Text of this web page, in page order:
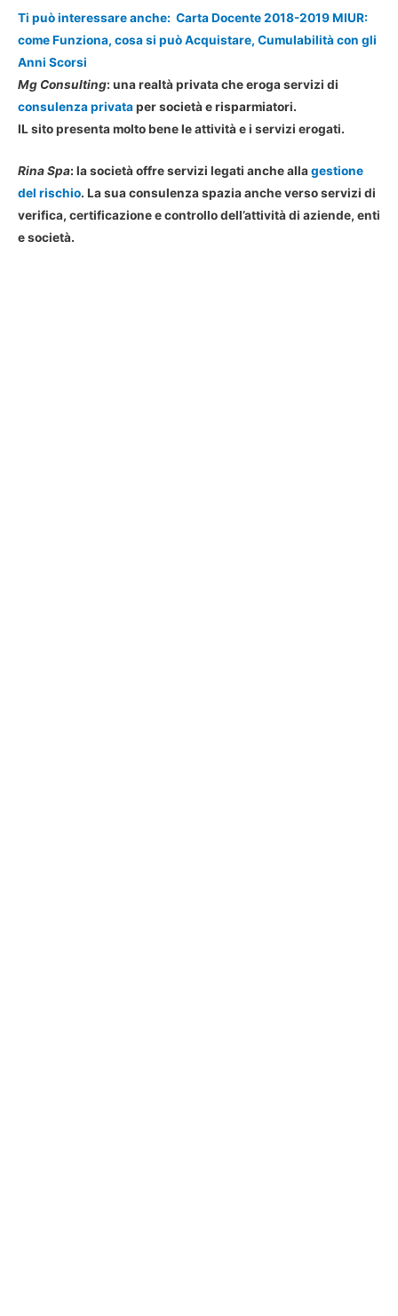
Ti può interessare anche: Carta Docente 2018-2019 MIUR:
come Funziona, cosa si può Acquistare, Cumulabilità con gli
Anni Scorsi
Mg Consulting: una realtà privata che eroga servizi di
consulenza privataper società e risparmiatori.
IL sito presenta molto bene le attività e i servizi erogati.
Rina Spa: la società offre servizi legati anche allagestione
del rischio. La sua consulenza spazia anche verso servizi di
verifica, certificazione e controllo dell’attività di aziende, enti
e società.